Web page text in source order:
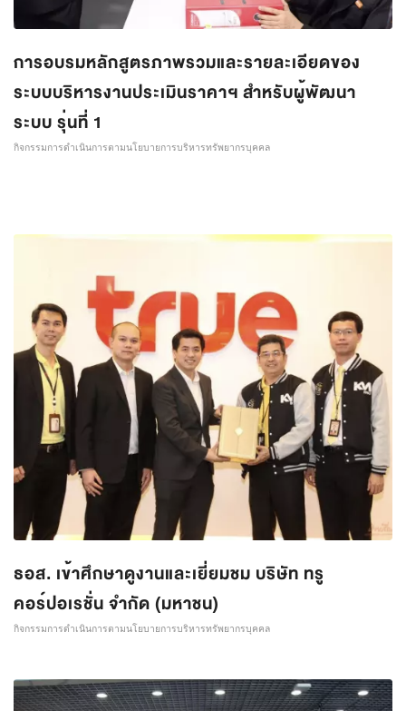
การอบรมหลักสูตรภาพรวมและรายละเอียดของ
ระบบบริหารงานประเมินราคาฯ สำหรับผู้พัฒนา
ระบบ รุ่นที่ 1
กิจกรรมการดำเนินการตามนโยบายการบริหารทรัพยากรบุคคล
ธอส. เข้าศึกษาดูงานและเยี่ยมชม บริษัท ทรู
คอร์ปอเรชั่น จำกัด (มหาชน)
กิจกรรมการดำเนินการตามนโยบายการบริหารทรัพยากรบุคคล